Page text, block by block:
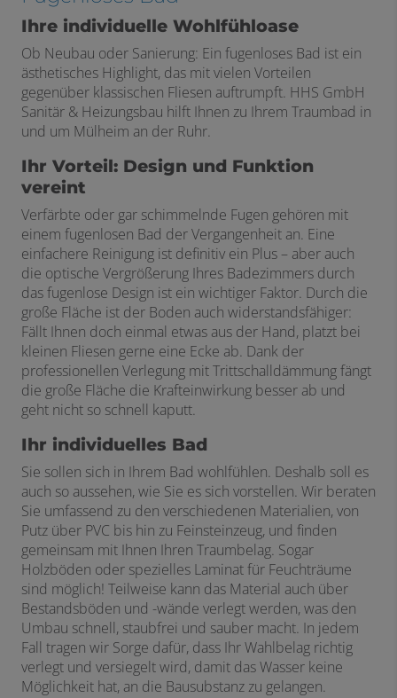
Ihre individuelle Wohlfühloase
Ob Neubau oder Sanierung: Ein fugenloses Bad ist ein
ästhetisches Highlight, das mit vielen Vorteilen
gegenüber klassischen Fliesen auftrumpft. HHS GmbH
Sanitär & Heizungsbau hilft Ihnen zu Ihrem Traumbad in
und um Mülheim an der Ruhr.
Ihr Vorteil: Design und Funktion
vereint
Verfärbte oder gar schimmelnde Fugen gehören mit
einem fugenlosen Bad der Vergangenheit an. Eine
einfachere Reinigung ist definitiv ein Plus – aber auch
die optische Vergrößerung Ihres Badezimmers durch
das fugenlose Design ist ein wichtiger Faktor. Durch die
große Fläche ist der Boden auch widerstandsfähiger:
Fällt Ihnen doch einmal etwas aus der Hand, platzt bei
kleinen Fliesen gerne eine Ecke ab. Dank der
professionellen Verlegung mit Trittschalldämmung fängt
die große Fläche die Krafteinwirkung besser ab und
geht nicht so schnell kaputt.
Ihr individuelles Bad
Sie sollen sich in Ihrem Bad wohlfühlen. Deshalb soll es
auch so aussehen, wie Sie es sich vorstellen. Wir beraten
Sie umfassend zu den verschiedenen Materialien, von
Putz über PVC bis hin zu Feinsteinzeug, und finden
gemeinsam mit Ihnen Ihren Traumbelag. Sogar
Holzböden oder spezielles Laminat für Feuchträume
sind möglich! Teilweise kann das Material auch über
Bestandsböden und -wände verlegt werden, was den
Umbau schnell, staubfrei und sauber macht. In jedem
Fall tragen wir Sorge dafür, dass Ihr Wahlbelag richtig
verlegt und versiegelt wird, damit das Wasser keine
Möglichkeit hat, an die Bausubstanz zu gelangen.